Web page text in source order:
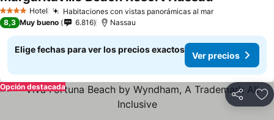
4 EstrellasHotel Habitaciones con vistas panorámicas al mar
8,3 Muy bueno 6.816 Nassau
Elige fechas para ver los precios exactos
Ver precios
Compartir
Opción destacada